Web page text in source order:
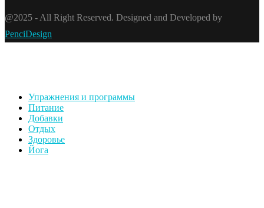
@2025 - All Right Reserved. Designed and Developed by
PenciDesign
Упражнения и программы
Питание
Добавки
Отдых
Здоровье
Йога